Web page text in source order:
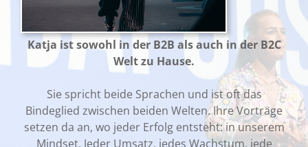
Katja ist sowohl in der B2B als auch in der B2C
Welt zu Hause.
Sie spricht beide Sprachen und ist oft das
Bindeglied zwischen beiden Welten. Ihre Vorträge
setzen da an, wo jeder Erfolg entsteht: in unserem
Mindset. Jeder Umsatz, jedes Wachstum, jede